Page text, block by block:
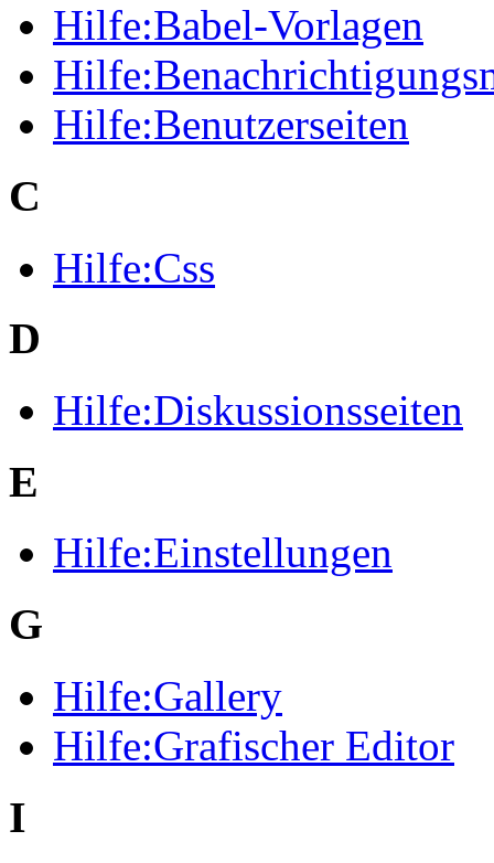
Hilfe:Babel-Vorlagen
Hilfe:Benutzerseiten
C
Hilfe:Css
D
Hilfe:Diskussionsseiten
E
Hilfe:Einstellungen
G
Hilfe:Gallery
Hilfe:Grafischer Editor
I